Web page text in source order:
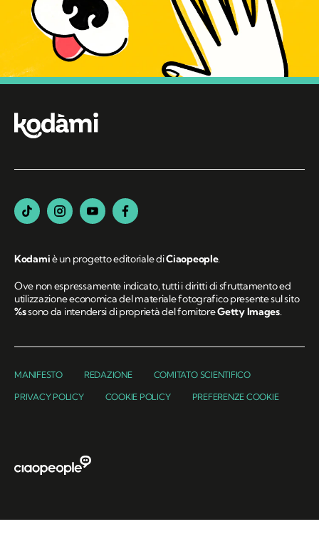
Kodamiè un progetto editoriale diCiaopeople.
Ove non espressamente indicato, tutti i diritti di sfruttamento ed
utilizzazione economica del materiale fotografico presente sul sito
%ssono da intendersi di proprietà del fornitoreGetty Images.
MANIFESTO REDAZIONE COMITATO SCIENTIFICO
PRIVACY POLICY COOKIE POLICY PREFERENZE COOKIE